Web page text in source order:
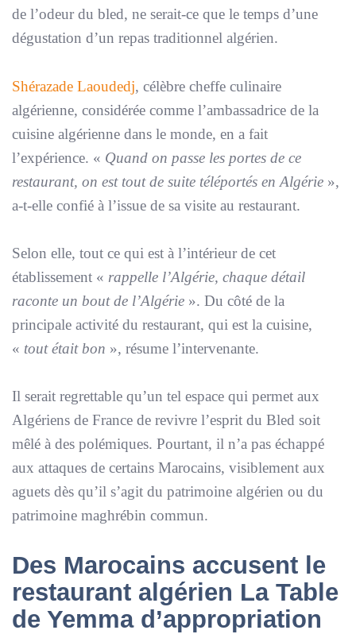
de l’odeur du bled, ne serait-ce que le temps d’une
dégustation d’un repas traditionnel algérien.
Shérazade Laoudedj, célèbre cheffe culinaire
algérienne, considérée comme l’ambassadrice de la
cuisine algérienne dans le monde, en a fait
l’expérience. « Quand on passe les portes de ce
restaurant, on est tout de suite téléportés en Algérie »,
a-t-elle confié à l’issue de sa visite au restaurant.
Selon elle, tout ce qui est à l’intérieur de cet
établissement « rappelle l’Algérie, chaque détail
raconte un bout de l’Algérie ». Du côté de la
principale activité du restaurant, qui est la cuisine,
« tout était bon », résume l’intervenante.
Il serait regrettable qu’un tel espace qui permet aux
Algériens de France de revivre l’esprit du Bled soit
mêlé à des polémiques. Pourtant, il n’a pas échappé
aux attaques de certains Marocains, visiblement aux
aguets dès qu’il s’agit du patrimoine algérien ou du
patrimoine maghrébin commun.
Des Marocains accusent le
restaurant algérien La Table
de Yemma d’appropriation